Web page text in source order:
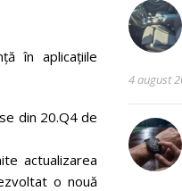
în aplicațiile
din 20.Q4 de
actualizarea
o nouă
4 august